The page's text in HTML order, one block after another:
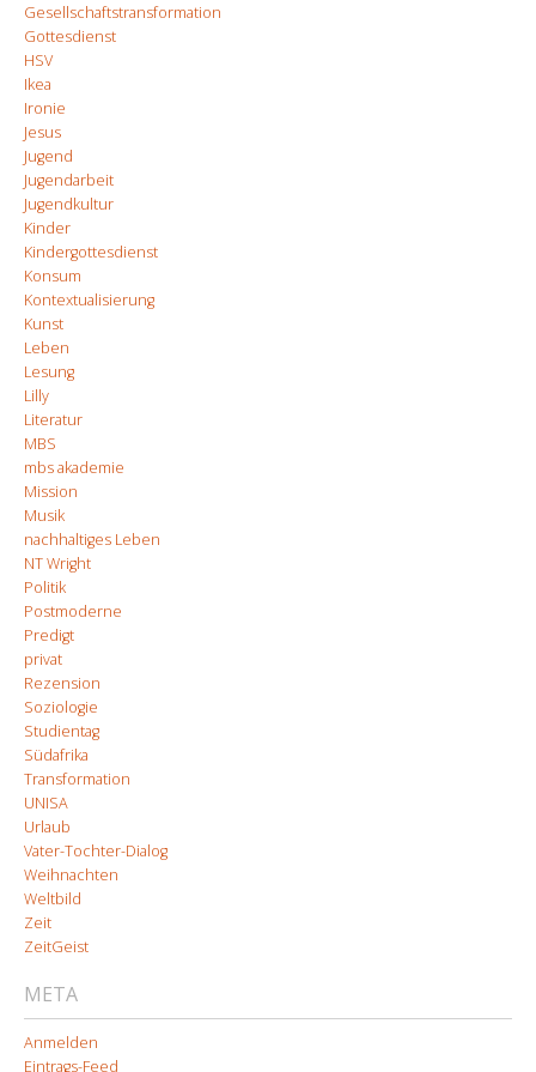
Gesellschaftstransformation
Gottesdienst
HSV
Ikea
Ironie
Jesus
Jugend
Jugendarbeit
Jugendkultur
Kinder
Kindergottesdienst
Konsum
Kontextualisierung
Kunst
Leben
Lesung
Lilly
Literatur
MBS
mbs akademie
Mission
Musik
nachhaltiges Leben
NT Wright
Politik
Postmoderne
Predigt
privat
Rezension
Soziologie
Studientag
Südafrika
Transformation
UNISA
Urlaub
Vater-Tochter-Dialog
Weihnachten
Weltbild
Zeit
ZeitGeist
META
Anmelden
Eintrags-Feed